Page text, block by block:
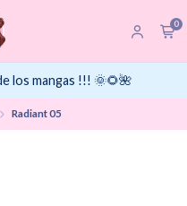
0
los mangas !!! 🌞🌻🌺
Radiant 05